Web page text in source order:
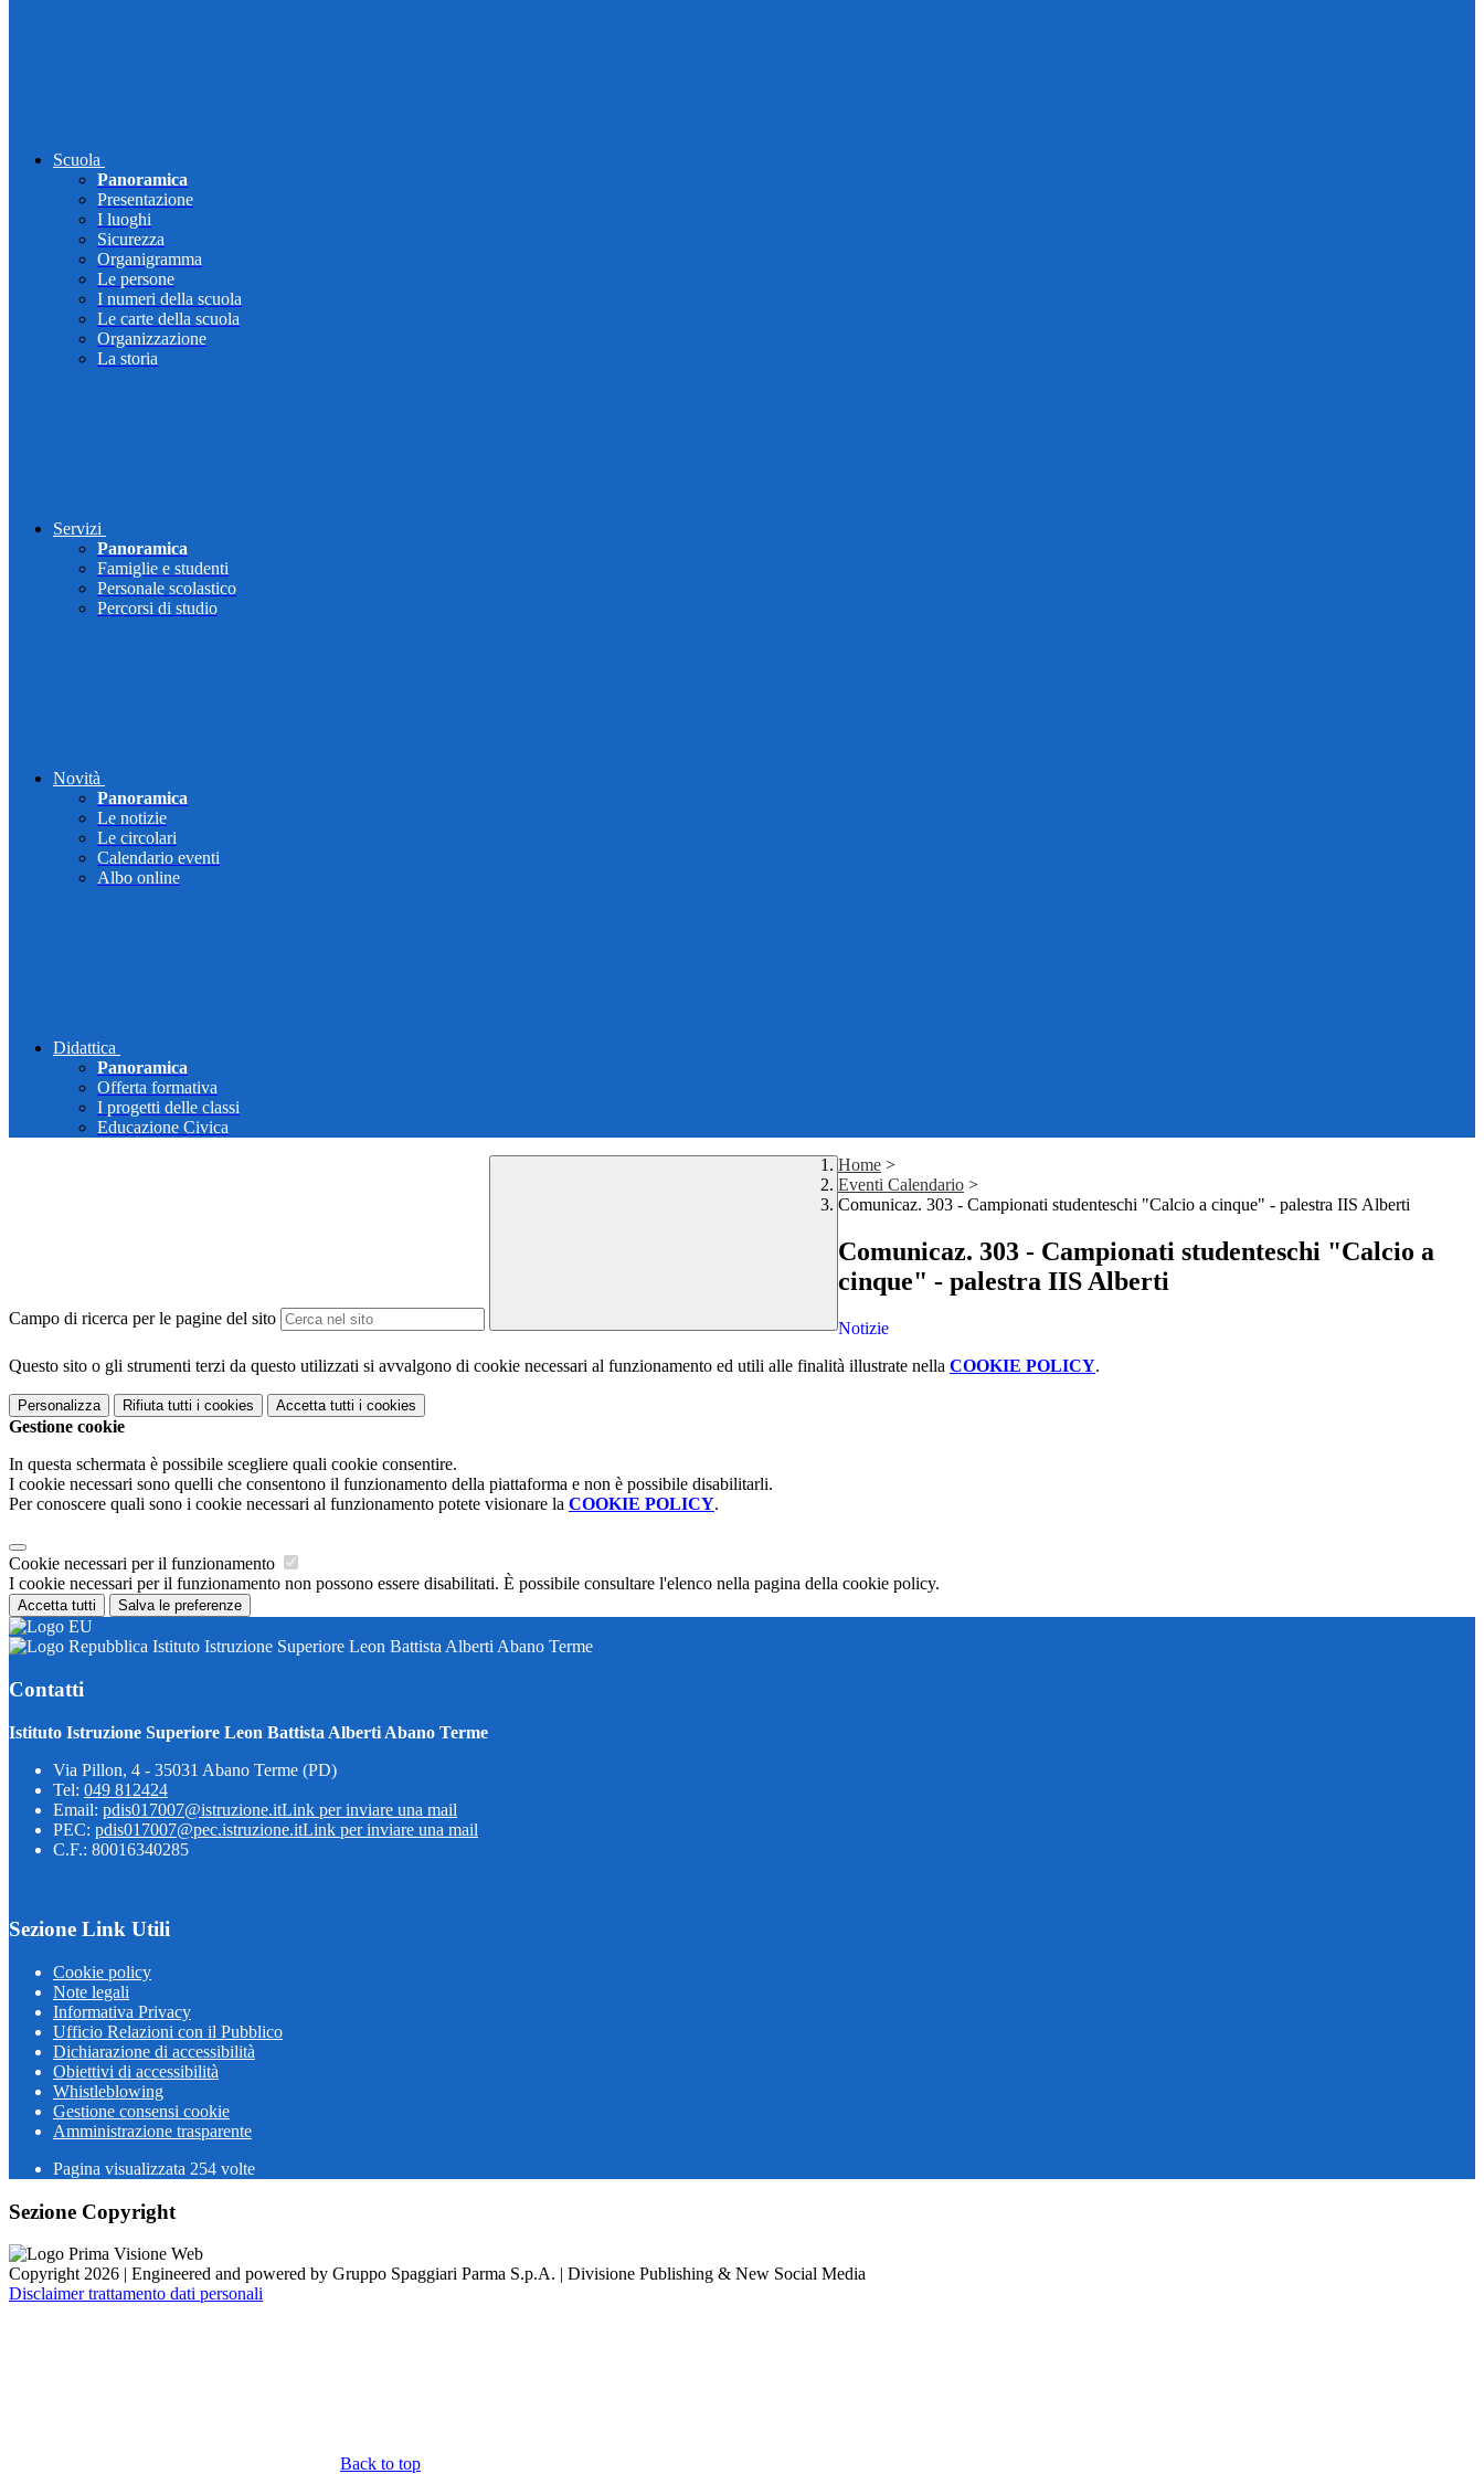
Scuola
Panoramica
Presentazione
I luoghi
Sicurezza
Organigramma
Le persone
I numeri della scuola
Le carte della scuola
Organizzazione
La storia
Servizi
Panoramica
Famiglie e studenti
Personale scolastico
Percorsi di studio
Novità
Panoramica
Le notizie
Le circolari
Calendario eventi
Albo online
Didattica
Panoramica
Offerta formativa
I progetti delle classi
Educazione Civica
Campo di ricerca per le pagine del sito
Home >
Eventi Calendario >
Comunicaz. 303 - Campionati studenteschi "Calcio a cinque" - palestra IIS Alberti
Comunicaz. 303 - Campionati studenteschi "Calcio a
cinque" - palestra IIS Alberti
Notizie
Questo sito o gli strumenti terzi da questo utilizzati si avvalgono di cookie necessari al funzionamento ed utili alle finalità illustrate nella COOKIE POLICY.
Personalizza Rifiuta tutti i cookies Accetta tutti i cookies
Gestione cookie
In questa schermata è possibile scegliere quali cookie consentire.
I cookie necessari sono quelli che consentono il funzionamento della piattaforma e non è possibile disabilitarli.
Per conoscere quali sono i cookie necessari al funzionamento potete visionare la COOKIE POLICY.
Cookie necessari per il funzionamento
I cookie necessari per il funzionamento non possono essere disabilitati. È possibile consultare l'elenco nella pagina della cookie policy.
Accetta tutti Salva le preferenze
Istituto Istruzione Superiore Leon Battista Alberti Abano Terme
Contatti
Istituto Istruzione Superiore Leon Battista Alberti Abano Terme
Via Pillon, 4 - 35031 Abano Terme (PD)
Tel: 049 812424
Email: pdis017007@istruzione.itLink per inviare una mail
PEC: pdis017007@pec.istruzione.itLink per inviare una mail
C.F.: 80016340285
Sezione Link Utili
Cookie policy
Note legali
Informativa Privacy
Ufficio Relazioni con il Pubblico
Dichiarazione di accessibilità
Obiettivi di accessibilità
Whistleblowing
Gestione consensi cookie
Amministrazione trasparente
Pagina visualizzata 254 volte
Sezione Copyright
Copyright 2026 | Engineered and powered by Gruppo Spaggiari Parma S.p.A. | Divisione Publishing & New Social Media
Disclaimer trattamento dati personali
Back to top